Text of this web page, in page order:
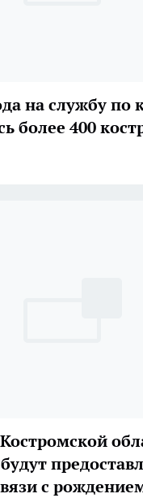
на службу по
более 400
с